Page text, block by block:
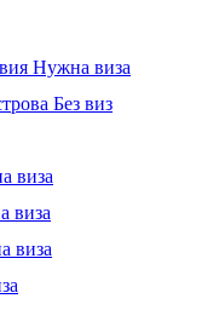
Нужна виза
Без виз
виза
виза
виза